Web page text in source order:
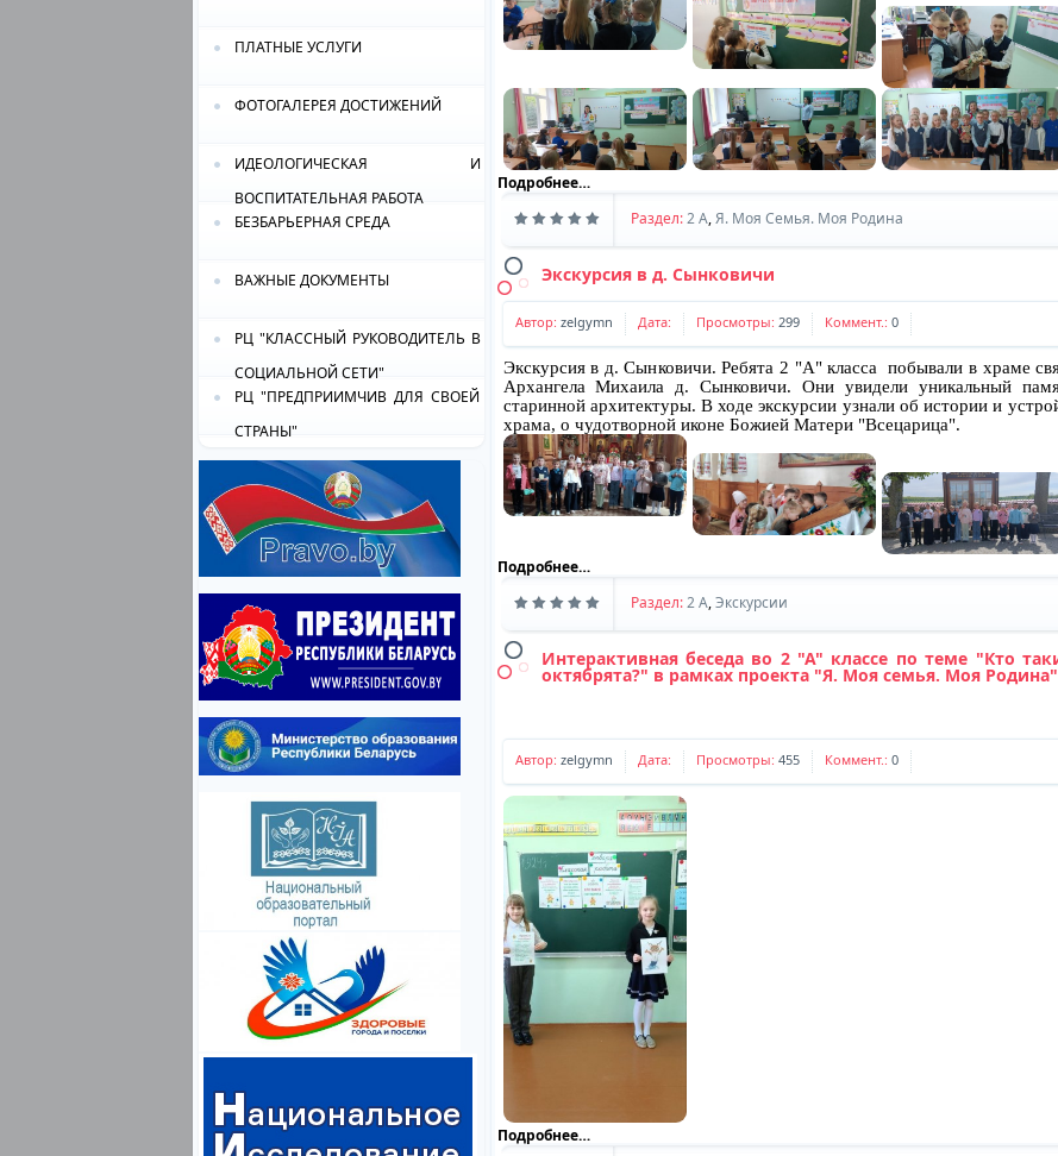
ПЛАТНЫЕ УСЛУГИ
ФОТОГАЛЕРЕЯ ДОСТИЖЕНИЙ
ИДЕОЛОГИЧЕСКАЯ И
ВОСПИТАТЕЛЬНАЯ РАБОТА
БЕЗБАРЬЕРНАЯ СРЕДА
ВАЖНЫЕ ДОКУМЕНТЫ
РЦ "КЛАССНЫЙ РУКОВОДИТЕЛЬ В
СОЦИАЛЬНОЙ СЕТИ"
РЦ "ПРЕДПРИИМЧИВ ДЛЯ СВОЕЙ
СТРАНЫ"
Подробнее…
Раздел:2 A,Я. Моя Семья. Моя Родина
Экскурсия в д. Сынковичи
Автор: zelgymn Дата: Просмотры: 299 Коммент.: 0
Экскурсия в д. Сынковичи. Ребята 2 "А" класса побывали в храме
Архангела Михаила д. Сынковичи. Они увидели уникальный
старинной архитектуры. В ходе экскурсии узнали об истории и
храма, о чудотворной иконе Божией Матери "Всецарица".
Подробнее…
Раздел:2 A,Экскурсии
Интерактивная беседа во 2 "А" классе по теме "Кто
октябрята?" в рамках проекта "Я. Моя семья. Моя Родина"
Автор: zelgymn Дата: Просмотры: 455 Коммент.: 0
Подробнее…